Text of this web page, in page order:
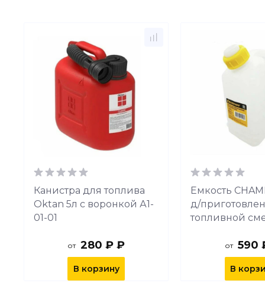
Канистра для топлива
Oktan 5л с воронкой А1-
01-01
от 280 ₽ ₽
В корзину
Емкость
д/
топливной
от 590
В